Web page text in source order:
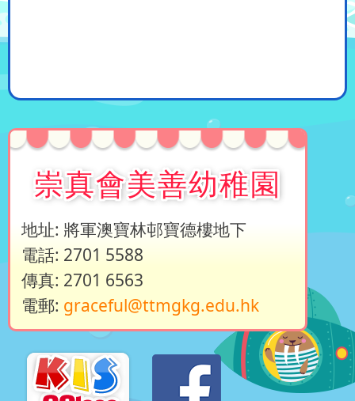
崇真會美善幼稚園
地址: 將軍澳寶林邨寶德樓地下
電話: 2701 5588
傳真: 2701 6563
電郵: graceful@ttmgkg.edu.hk